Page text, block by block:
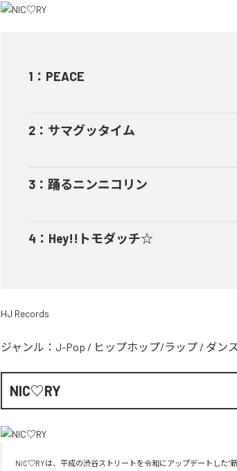
1 ： PEACE
2 ： サマグッタイム
3 ： 踊るニンニコリン
4 ： Hey!!トモダッチ☆
HJ Records
ジャンル： J-Pop / ヒップホップ/ラップ / ダンス
NIC♡RY
NIC♡RYは、平成の渋谷ストリートを令和にアップデートした“